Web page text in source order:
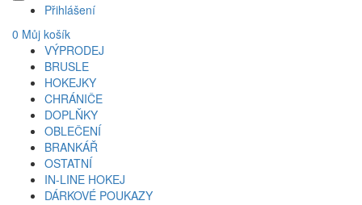
Přihlášení
0 Můj košík
VÝPRODEJ
BRUSLE
HOKEJKY
CHRÁNIČE
DOPLŇKY
OBLEČENÍ
BRANKÁŘ
OSTATNÍ
IN-LINE HOKEJ
DÁRKOVÉ POUKAZY